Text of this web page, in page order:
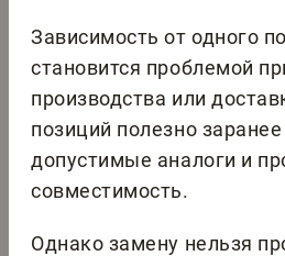
Зависимость от одного
становится проблемой
производства или
позиций полезно
допустимые аналоги и
совместимость.
Однако замену нельзя